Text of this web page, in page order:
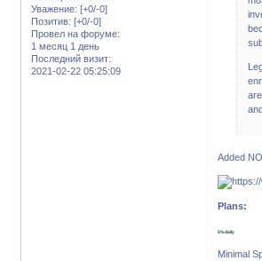
Уважение: [+0/-0]
Позитив: [+0/-0]
Провел на форуме:
1 месяц 1 день
Последний визит:
2021-02-22 05:25:09
Added
Plans:
5% daily
Minimal